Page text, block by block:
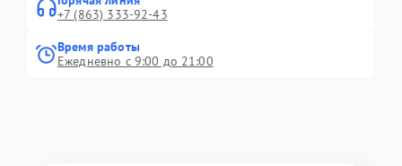
+7 (863) 333-92-43
Время работы
Ежедневно с 9:00 до 21:00